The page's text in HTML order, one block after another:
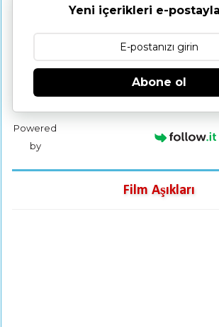
Yeni içerikleri e-postayla
Abone ol
Powered
by
Film Aşıkları